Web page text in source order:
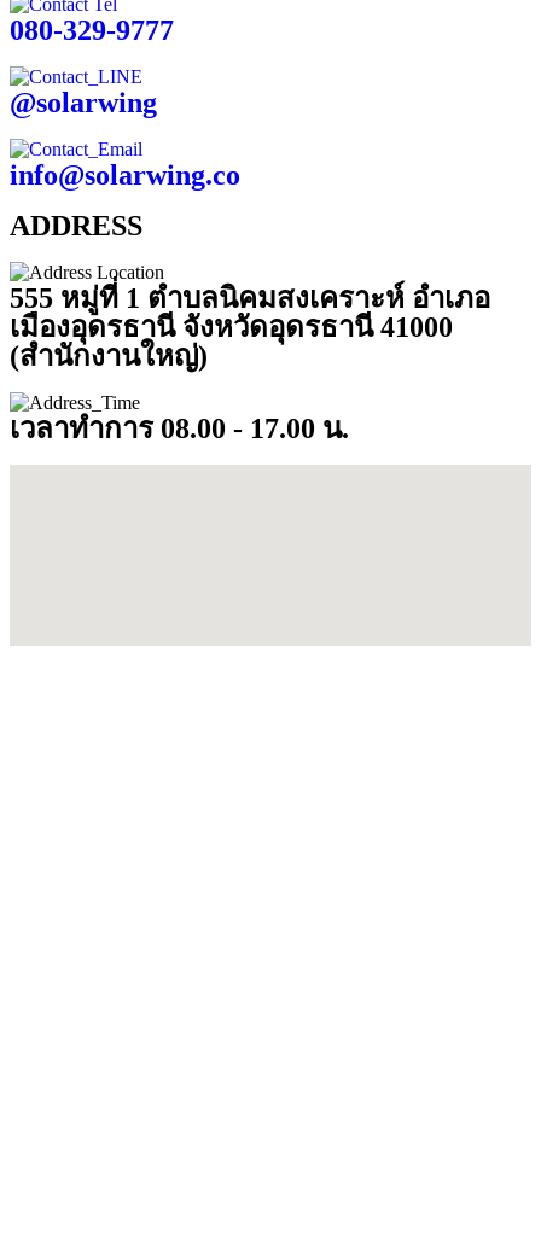
080-329-9777
@solarwing
info@solarwing.co
ADDRESS
555 หมู่ที่ 1 ตำบลนิคมสงเคราะห์ อำเภอ
เมืองอุดรธานี จังหวัดอุดรธานี 41000
(สำนักงานใหญ่)
เวลาทำการ 08.00 - 17.00 น.